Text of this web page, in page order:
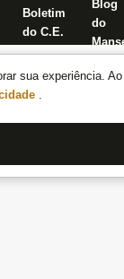
sua experiência.
.
Boletim
do C.E.
Blog
do